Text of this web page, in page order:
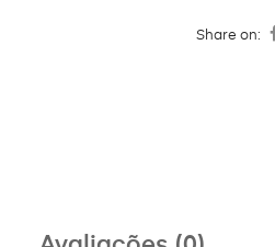
Share on: